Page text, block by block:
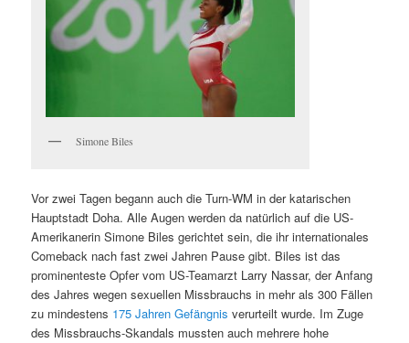
Simone Biles
Vor zwei Tagen begann auch die Turn-WM in der katarischen
Hauptstadt Doha. Alle Augen werden da natürlich auf die US-
Amerikanerin Simone Biles gerichtet sein, die ihr internationales
Comeback nach fast zwei Jahren Pause gibt. Biles ist das
prominenteste Opfer vom US-Teamarzt Larry Nassar, der Anfang
des Jahres wegen sexuellen Missbrauchs in mehr als 300 Fällen
zu mindestens 175 Jahren Gefängnis verurteilt wurde. Im Zuge
des Missbrauchs-Skandals mussten auch mehrere hohe